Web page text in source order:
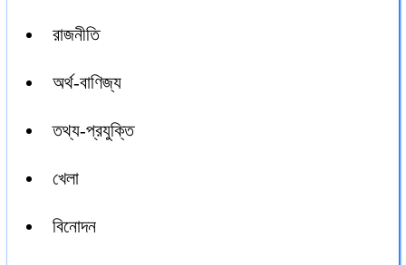
রাজনীতি
অর্থ-বাণিজ্য
তথ্য-প্রযুক্তি
খেলা
বিনোদন